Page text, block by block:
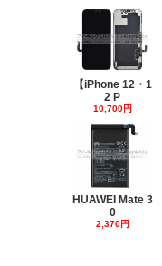
【iPhone 12・1
2 P
10,700円
HUAWEI Mate 3
0
2,370円